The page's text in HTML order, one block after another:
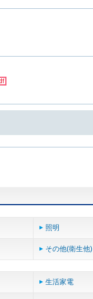
照明
その他(衛生他)
生活家電